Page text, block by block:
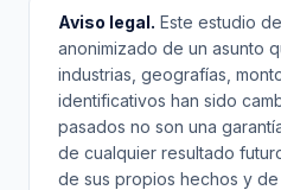
Aviso legal. Este estudio
anonimizado de un asunto
industrias, geografías,
identificativos han sido
pasados no son una
de cualquier resultado
de sus propios hechos y